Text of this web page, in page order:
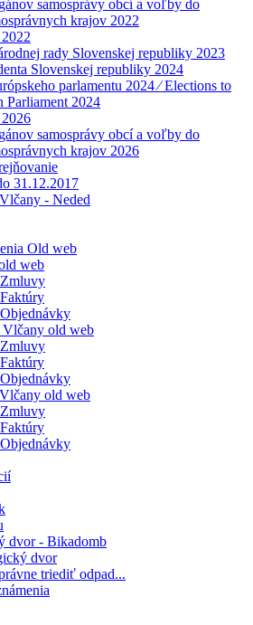
samosprávy obcí a voľby do
krajov 2022
rady Slovenskej republiky 2023
Slovenskej republiky 2024
parlamentu 2024 ⁄ Elections to
Parliament 2024
samosprávy obcí a voľby do
krajov 2026
31.12.2017
- Neded
Old web
web
Zmluvy
Faktúry
Objednávky
Vlčany old web
Zmluvy
Faktúry
Objednávky
old web
Zmluvy
Faktúry
Objednávky
dvor - Bikadomb
dvor
triediť odpad...